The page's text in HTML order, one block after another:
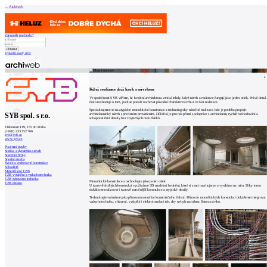
Archiweb
Zapoměli jste heslo?
Vytvořit nový účet
Zprávy
Architekti
Stavby
Katalog
Burza práce157
en
0
SYB spol. s r.o.
Třebonice 119, 155 00 Praha
(+420) 233 352 766
syb@syb.cz
www.syb.cz
Pozemní stavby
Statika a dynamika staveb
Stavební firmy
Spodní stavba
Svislé a vodorovné konstrukce
Schodiště
Materiál pro TZB
TZB vytápění a vzduchotechnika
TZB zdravotní technika
TZB elektro
Když realizace drží krok s návrhem
Ve společnosti SYB věříme, že kvalitní architektura vzniká tehdy, když návrh a realizace fungují jako jeden celek. Právě detail
často rozhoduje o tom, jestli se podaří zachovat původní charakter návrhu i ve fázi realizace.
Specializujeme se na atypické monolitické konstrukce a technologicky náročné realizace, kde je potřeba propojit
architektonický návrh s precizním provedením. Důležitá je pro nás přímá spolupráce s architektem, rychlé rozhodování a
schopnost řešit detaily bez zbytečných mezičlánků.
Monolitické konstrukce a technologie jako jeden celek
U tvarově složitých konstrukcí využíváme 3D modelaci bednění, které si sami navrhujeme a vyrábíme na míru. Díky tomu
dokážeme realizovat i tvarově náročnější konstrukce a atypické detaily.
Technologie vnímáme jako přirozenou součást konstrukčního řešení. Přímo do monolitických konstrukcí dokážeme integrovat
vzduchotechniku, chlazení, vytápění i elektroinstalaci tak, aby nebyla narušena čistota návrhu.